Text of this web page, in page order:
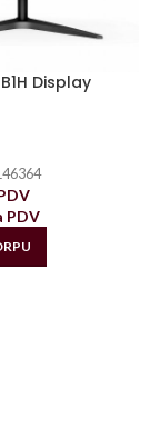
Display
PDV